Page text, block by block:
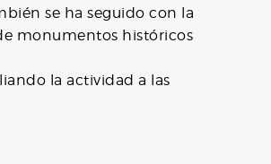
se ha seguido con la
monumentos históricos
la actividad a las